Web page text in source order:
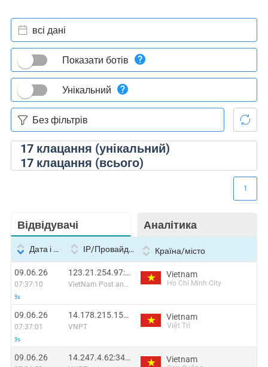
17клацання (унікальний)
17клацання (всього)
всі дані
Показати ботів
Унікальний
Відвідувачі Аналітика
1
Дата і час IP/Провайдер Країна/місто
09.06.26
07:37:10
9s
123.21.254.97:36937
VietNam Post and Telecom Corporation
Vietnam
Ho Chi Minh City
09.06.26
07:37:01
9s
14.178.215.159:60585
VNPT
Vietnam
Việt Trì
09.06.26 14.247.4.62:34655 Vietnam